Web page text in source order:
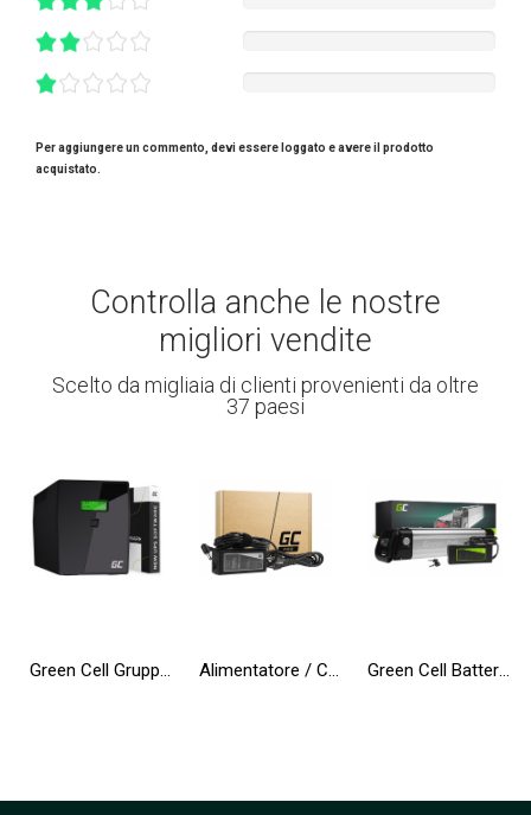
Per aggiungere un commento, devi essere loggato e avere il prodotto
acquistato.
Controlla anche le nostre
migliori vendite
Scelto da migliaia di clienti provenienti da oltre
37 paesi
Green Cell Gruppo di continuità UPS 2000VA 1200W con display LCD + Nuova App Alimentatore / Caricatore Green Cell PRO 19V 3.42A 65W per Toshiba Satellite C55 C660 C850 C855 C870 L650 L650D L655 L750 L750D Green Cell Batteria per Bicicletta Elettrica 36V 10.4Ah 374Wh Silverfish Ebike 2 Pin per Zündapp, Telefunken con Caricabatterie